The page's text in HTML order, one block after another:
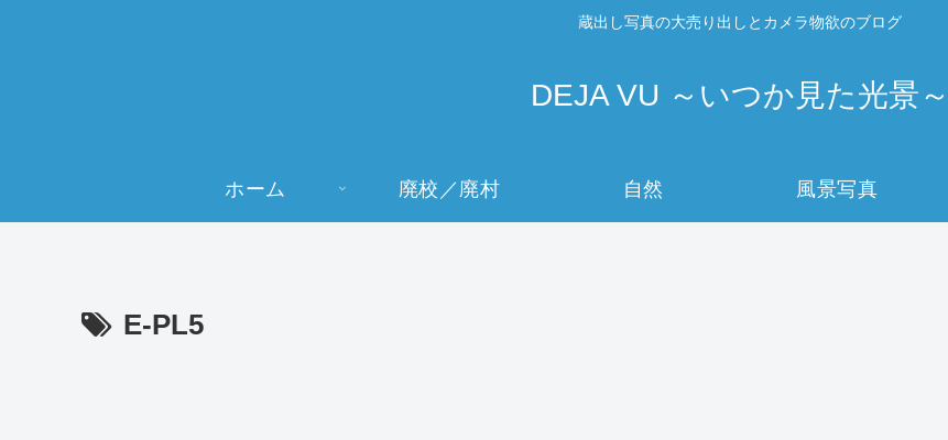
蔵出し写真の大売り出しとカメラ物欲のブログ
DEJA VU ～いつか見た光景～
ホーム 廃校／廃村 自然 風景写真
E-PL5